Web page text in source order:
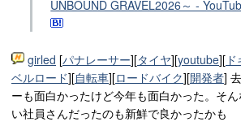
girled [パナレーサー][タイヤ][youtube][
ベルロード][自転車][ロードバイク][開発者]
ーも面白かったけど今年も面白かった。そ
い社員さんだったのも新鮮で良かったかも